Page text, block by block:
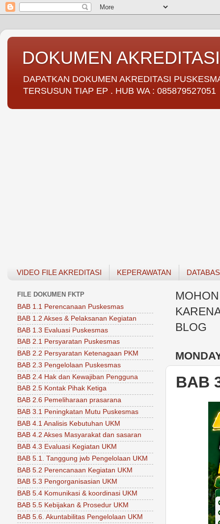
DOKUMEN
DAPATKAN DOKUMEN AKREDITASI
TERSUSUN TIAP EP . HUB WA : 085879527051
VIDEO FILE AKREDITASI KEPERAWATAN
BLOG
BAB
FILE DOKUMEN FKTP
BAB 1.1 Perencanaan Puskesmas
BAB 1.2 Akses & Pelaksanan Kegiatan
BAB 1.3 Evaluasi Puskesmas
BAB 2.1 Persyaratan Puskesmas
BAB 2.2 Persyaratan Ketenagaan PKM
BAB 2.3 Pengelolaan Puskesmas
BAB 2.4 Hak dan Kewajiban Pengguna
BAB 2.5 Kontak Pihak Ketiga
BAB 2.6 Pemeliharaan prasarana
BAB 3.1 Peningkatan Mutu Puskesmas
BAB 4.1 Analisis Kebutuhan UKM
BAB 4.2 Akses Masyarakat dan sasaran
BAB 4.3 Evaluasi Kegiatan UKM
BAB 5.1. Tanggung jwb Pengelolaan UKM
BAB 5.2 Perencanaan Kegiatan UKM
BAB 5.3 Pengorganisasian UKM
BAB 5.4 Komunikasi & koordinasi UKM
BAB 5.5 Kebijakan & Prosedur UKM
BAB 5.6. Akuntabilitas Pengelolaan UKM